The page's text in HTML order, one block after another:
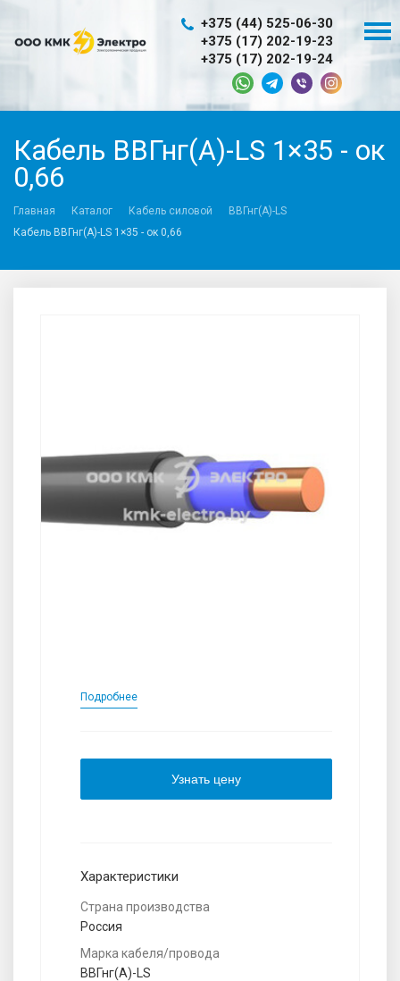
+375 (44) 525-06-30
+375 (17) 202-19-23
+375 (17) 202-19-24
Кабель ВВГнг(А)-LS 1×35 - ок
0,66
Главная Каталог Кабель силовой
ВВГнг(A)-LS
Кабель ВВГнг(А)-LS 1×35 - ок 0,66
Подробнее
Узнать цену
Характеристики
Страна производства
Россия
Марка кабеля/провода
ВВГнг(A)-LS